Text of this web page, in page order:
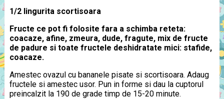
1/2 lingurita scortisoara
Fructe ce pot fi folosite fara a schimba reteta:
coacaze, afine, zmeura, dude, fragute, mix de fructe
de padure si toate fructele deshidratate mici: stafide,
coacaze.
Amestec ovazul cu bananele pisate si scortisoara. Adaug
fructele si amestec usor. Pun in forme si dau la cuptorul
preincalzit la 190 de grade timp de 15-20 minute.